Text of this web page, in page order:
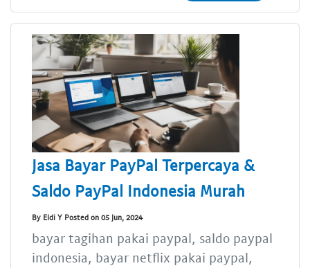
Jasa Bayar PayPal Terpercaya &
Saldo PayPal Indonesia Murah
By Eldi Y Posted on 05 Jun, 2024
bayar tagihan pakai paypal, saldo paypal
indonesia, bayar netflix pakai paypal,